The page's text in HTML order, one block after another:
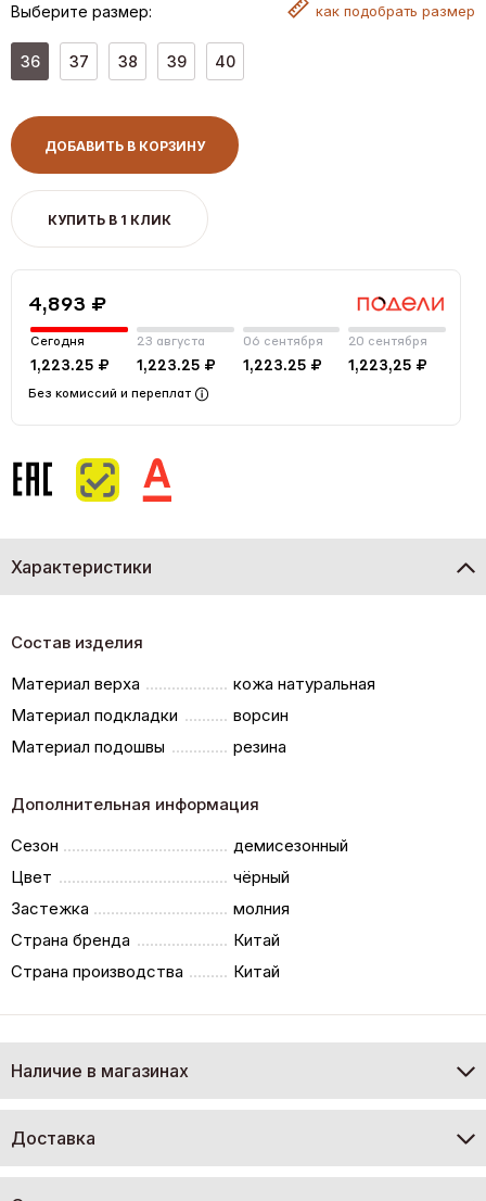
Выберите размер: как подобрать размер
36 37 38 39 40
ДОБАВИТЬ В КОРЗИНУ
КУПИТЬ В 1 КЛИК
4,893 ₽
Сегодня
1,223.25 ₽
23 августа
1,223.25 ₽
06 сентября
1,223.25 ₽
20 сентября
1,223,25 ₽
Без комиссий и переплат
Характеристики
Состав изделия
Материал верха
кожа натуральная
Материал подкладки
ворсин
Материал подошвы
резина
Дополнительная информация
Сезон
демисезонный
Цвет
чёрный
Застежка
молния
Страна бренда
Китай
Страна производства
Китай
Наличие в магазинах
Доставка